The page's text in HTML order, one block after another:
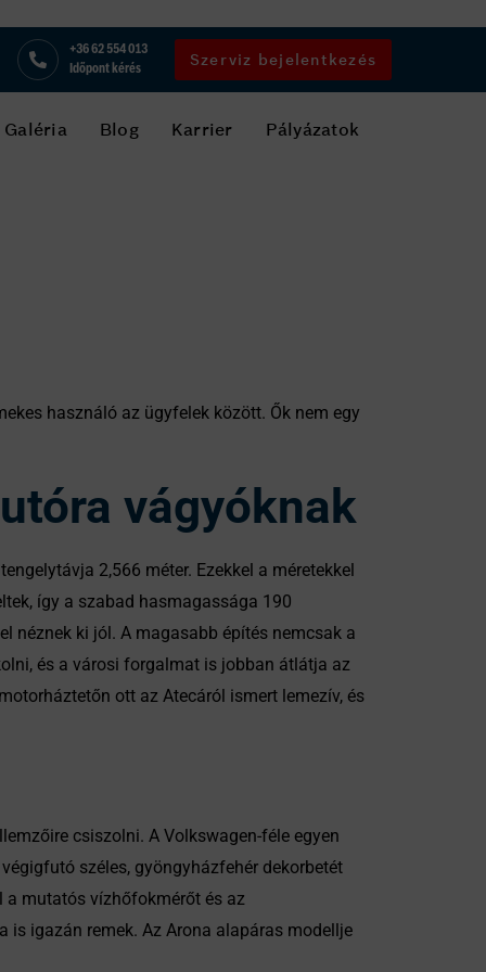
+36 62 554 013
Időpont kérés
Szerviz bejelentkezés
Galéria Blog Karrier Pályázatok
használó az ügyfelek között. Ők nem egy
vágyóknak
2,566 méter. Ezekkel a méretekkel
így a szabad hasmagassága 190
néznek ki jól. A magasabb építés nemcsak a
és a városi forgalmat is jobban átlátja az
ott az Atecáról ismert lemezív, és
csiszolni. A Volkswagen-féle egyen
széles, gyöngyházfehér dekorbetét
a mutatós vízhőfokmérőt és az
igazán remek. Az Arona alapáras modellje